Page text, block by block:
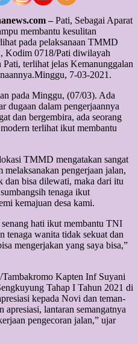
–Pati, Sebagai Aparat
membantu kesulitan
pada pelaksanaan TMMD
Kodim 0718/Pati diwilayah
terlihat jelas Kemanunggalan
7-03-2021.
pada Minggu, (07/03). Ada
dugaan dalam pengerjaannya
dan bergembira, ada seorang
terlihat ikut membantu
TMMD mengatakan sangat
pengerjaan jalan,
dan bisa dilewati, maka dari itu
tenaga ikut
kemajuan desa kami.
hati ikut membantu TNI
tenaga wanita tidak sekuat dan
mengerjakan yang saya bisa,”
Kapten Inf Suyani
Tahap I Tahun 2021 di
kepada Novi dan teman-
lantaran semangatnya
pengecoran jalan,” ujar